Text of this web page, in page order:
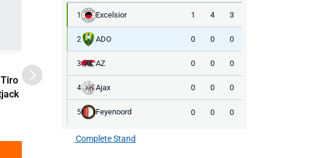
MediaMarkt
EA Sports FC 26 -
PlayStation 5
€ 29,99
Ground Boots Kids
1 Excelsior 1 4 3
2 ADO 0 0 0
3 AZ 0 0 0
4 Ajax 0 0 0
5 Feyenoord 0 0 0
Complete Stand